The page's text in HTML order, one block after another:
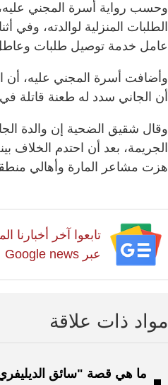
وحسب رواية أسرة المجني
الطلبات المنزلية لوالدته،
عامل خدمة توصيل طلبات
وأضافت أسرة المجني عليه، أن
أن الجاني سدد له طعنة قاتلة
وقال شقيق الضحية إن والدة
الجريمة، بعد أن احتدم الخلاف
هزت مشاعر المارة وأهالي
تابعوا آخر أخبارنا
عبر Google news
مواد ذات علاقة
ما هي قصة "سائق